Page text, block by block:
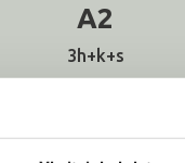
A2
3h+k+s